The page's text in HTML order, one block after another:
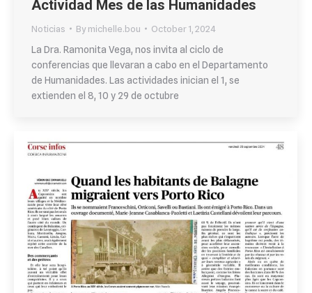
Actividad Mes de las Humanidades
Noticias Bymichelle.bou
October 1, 2024
La Dra. Ramonita Vega, nos invita al ciclo de
conferencias que llevaran a cabo en el Departamento
de Humanidades. Las actividades inician el 1, se
extienden el 8, 10 y 29 de octubre